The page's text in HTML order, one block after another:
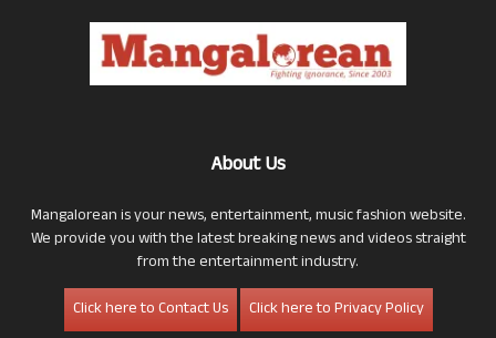
About Us
Mangalorean is your news, entertainment, music fashion website.
We provide you with the latest breaking news and videos straight
from the entertainment industry.
Click here to Contact Us
Click here to Privacy Policy